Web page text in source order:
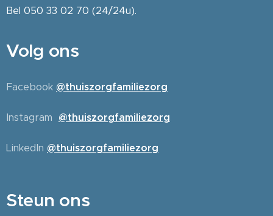
Bel 050 33 02 70 (24/24u).
Volg ons
Facebook @thuiszorgfamiliezorg
Instagram @thuiszorgfamiliezorg
LinkedIn @thuiszorgfamiliezorg
Steun ons